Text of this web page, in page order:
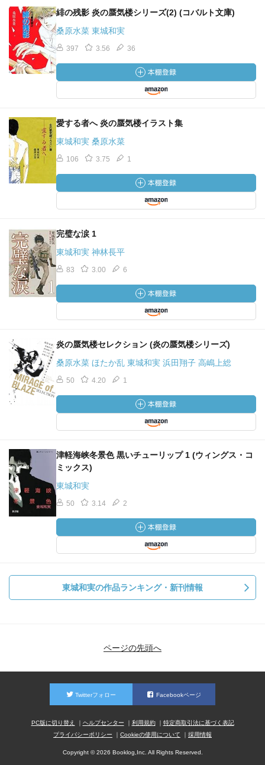
緋の残影 炎の蜃気楼シリーズ(2) (コバルト文庫)
桑原水菜 東城和実
397 3.56 36
愛する者へ 炎の蜃気楼イラスト集
東城和実 桑原水菜
106 3.75 1
完璧な涙 1
東城和実 神林長平
83 3.00 6
炎の蜃気楼セレクション (炎の蜃気楼シリーズ)
桑原水菜 ほたか乱 東城和実 浜田翔子 高嶋上総
50 4.20 1
津軽海峡冬景色 黒いチューリップ 1 (ウィングス・コ
ミックス)
東城和実
50 3.14 2
東城和実の作品ランキング・新刊情報
ページの先頭へ
Twitterフォロー Facebookページ
PC版に切り替え ヘルプセンター 利用規約
特定商取引法に基づく表記
プライバシーポリシー
Cookieの使用について 採用情報
Copyright © 2026 Booklog,Inc. All Rights Reserved.